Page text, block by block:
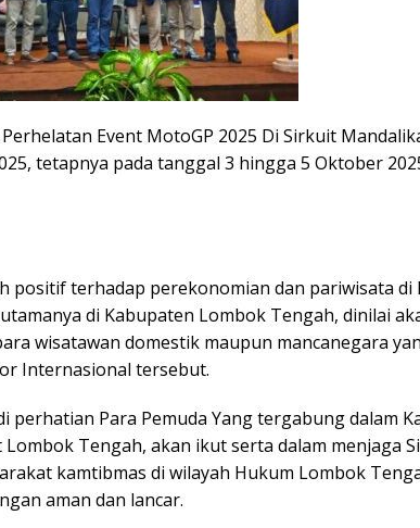
Event MotoGP 2025 Di Sirkuit
tetapnya pada tanggal 3 hingga 5 Oktober
positif terhadap perekonomian dan pariwisata di
di Kabupaten Lombok Tengah, dinilai
wisatawan domestik maupun mancanegara
Internasional tersebut.
perhatian Para Pemuda Yang tergabung dalam
Lombok Tengah, akan ikut serta dalam menjaga
kamtibmas di wilayah Hukum Lombok
aman dan lancar.